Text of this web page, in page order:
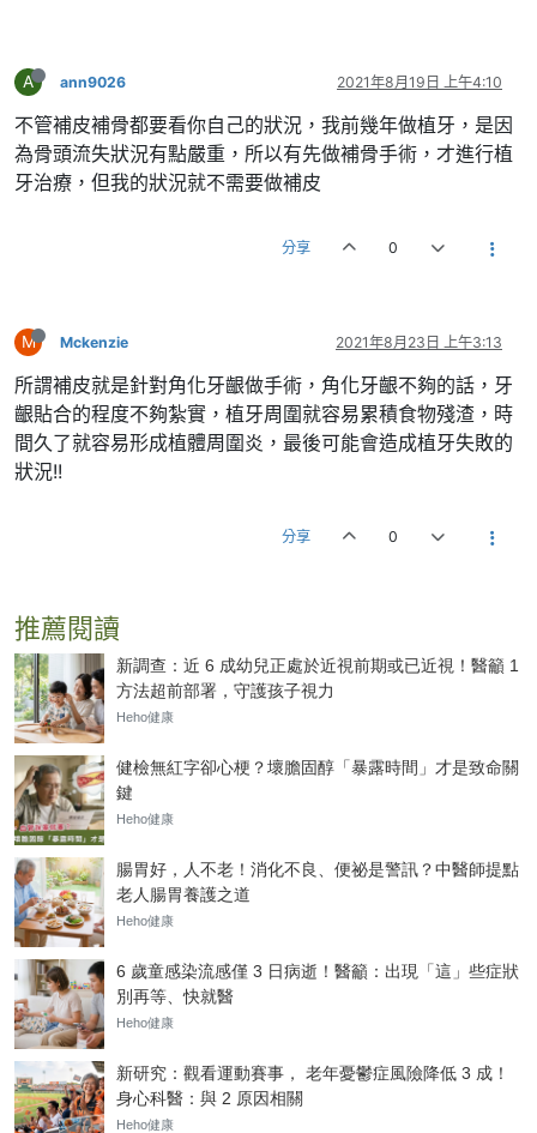
A ann9026 2021年8月19日 上午4:10
不管補皮補骨都要看你自己的狀況，我前幾年做植牙，是因
為骨頭流失狀況有點嚴重，所以有先做補骨手術，才進行植
牙治療，但我的狀況就不需要做補皮
分享 0
M Mckenzie 2021年8月23日 上午3:13
所謂補皮就是針對角化牙齦做手術，角化牙齦不夠的話，牙
齦貼合的程度不夠紮實，植牙周圍就容易累積食物殘渣，時
間久了就容易形成植體周圍炎，最後可能會造成植牙失敗的
狀況!!
分享 0
推薦閱讀